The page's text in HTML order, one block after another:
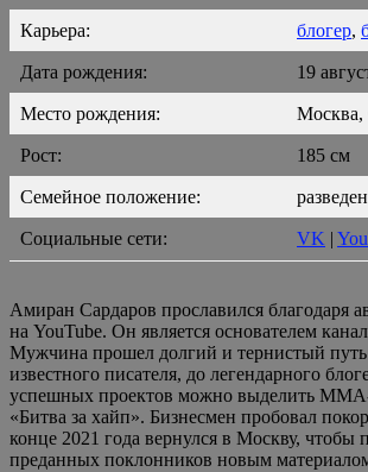
Карьера: блогер,
Дата рождения: 19
Место рождения:
Рост: 185 см
Семейное положение: разведен
Социальные сети: VK |
Амиран Сардаров прославился благодаря
на YouTube. Он является основателем
Мужчина прошел долгий и тернистый
известного писателя, до легендарного
успешных проектов можно выделить
«Битва за хайп». Бизнесмен пробовал
конце 2021 года вернулся в Москву, чтобы
преданных поклонников новым